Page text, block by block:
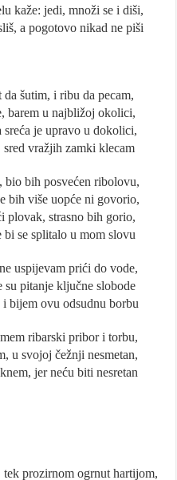
kaže: jedi, množi se i diši,
a pogotovo nikad ne piši
šutim, i ribu da pecam,
barem u najbližoj okolici,
je upravo u dokolici,
vražjih zamki klecam
bio bih posvećen ribolovu,
bih više uopće ni govorio,
plovak, strasno bih gorio,
bi se splitalo u mom slovu
uspijevam prići do vode,
su pitanje ključne slobode
bijem ovu odsudnu borbu
ribarski pribor i torbu,
u svojoj čežnji nesmetan,
jer neću biti nesretan
tek prozirnom ogrnut hartijom,